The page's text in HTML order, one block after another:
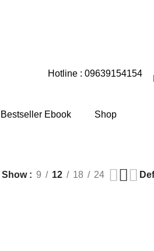
Hotline : 09639154154
Ebook Shop
Show 9 12 18 24